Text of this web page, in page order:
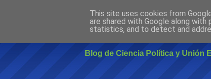
Ciudadano
Blog de Ciencia Política y Unión
This site uses cookies from
are shared with Google along
statistics, and to detect and